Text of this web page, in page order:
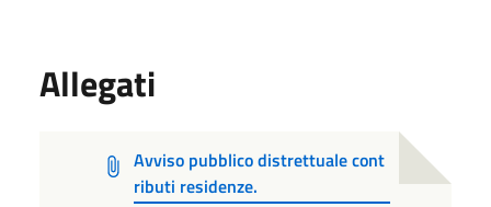
Allegati
Avviso pubblico distrettuale cont
ributi residenze.